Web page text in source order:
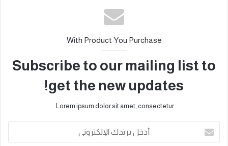
With Product You Purchase
Subscribe to our mailing list to
get the new updates!
Lorem ipsum dolor sit amet, consectetur.